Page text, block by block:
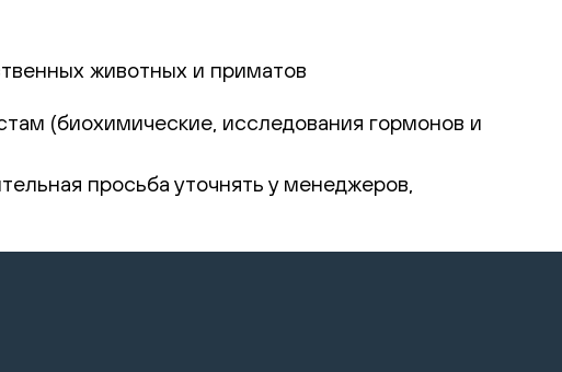
животных и приматов
(биохимические, исследования гормонов и
просьба уточнять у менеджеров,